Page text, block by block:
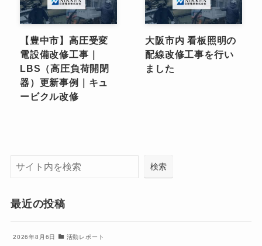
【豊中市】高圧受変
電設備改修工事｜
LBS（高圧負荷開閉
器）更新事例｜キュ
ービクル改修
大阪市内 看板照明の
配線改修工事を行い
ました
検索 検索
最近の投稿
2026年8月6日 活動レポート